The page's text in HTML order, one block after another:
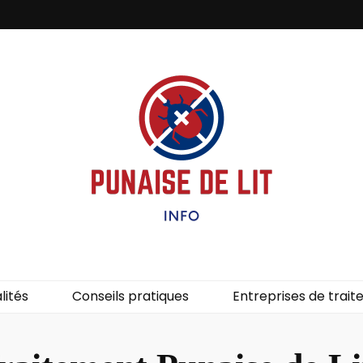
Conseils pratiques Entreprises de